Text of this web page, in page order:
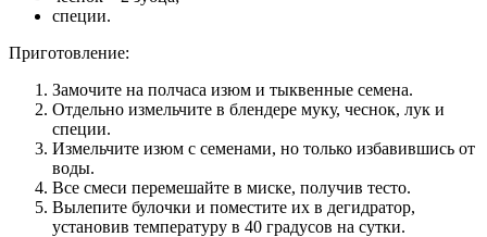
специи.
Приготовление:
Замочите на полчаса изюм и тыквенные семена.
Отдельно измельчите в блендере муку, чеснок, лук и
специи.
Измельчите изюм с семенами, но только избавившись от
воды.
Все смеси перемешайте в миске, получив тесто.
Вылепите булочки и поместите их в дегидратор,
установив температуру в 40 градусов на сутки.